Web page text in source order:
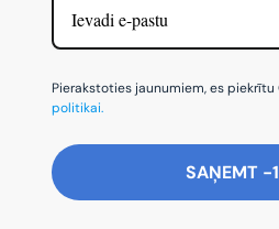
Pierakstoties jaunumiem, es piekrītu
politikai.
SAŅEMT -